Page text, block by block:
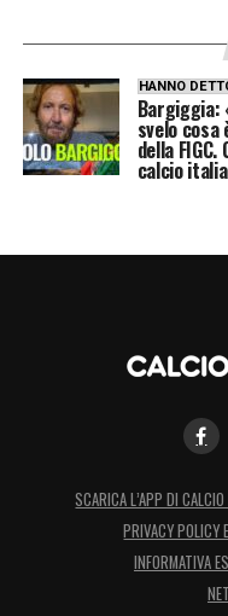
HANNO
Bargiggia:
svelo
della
calcio
SCARICA L’APP DI
PRIVACY POLICY
INFORMATIVA